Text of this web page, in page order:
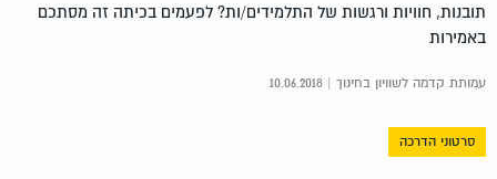
תובנות, חוויות ורגשות של התלמידים/ות? לפעמים בכיתה זה מסתכם
באמירות
עמותת קדמה לשוויון בחינוך | 10.06.2018
סרטוני הדרכה